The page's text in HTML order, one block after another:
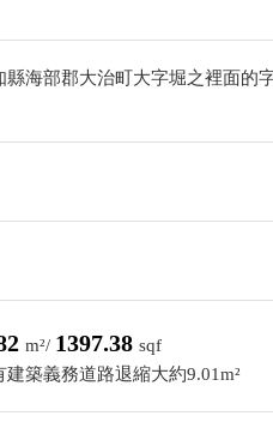
縣海部郡大治町大字堀之裡面的
m²/ 1397.38 sqf
築義務道路退縮大約9.01m²